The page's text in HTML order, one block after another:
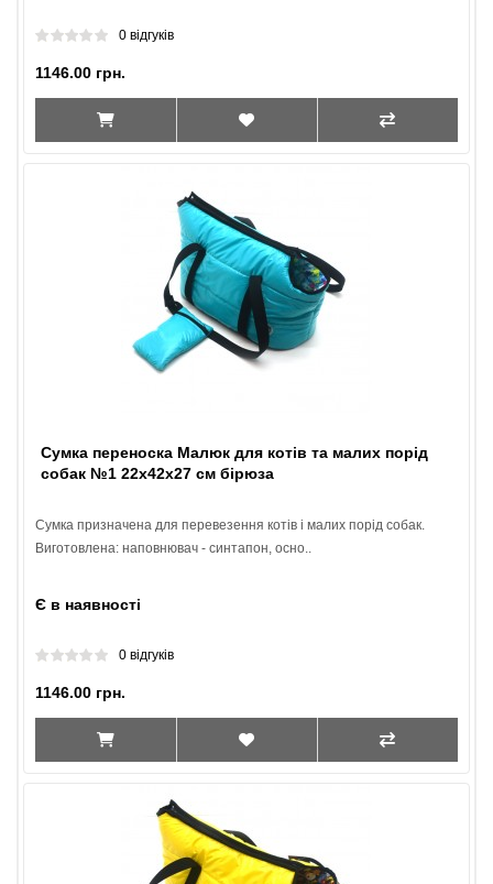
0 відгуків
1146.00 грн.
Сумка переноска Малюк для котів та малих порід
собак №1 22х42х27 см бірюза
Сумка призначена для перевезення котів і малих порід собак.
Виготовлена: наповнювач - синтапон, осно..
Є в наявності
0 відгуків
1146.00 грн.